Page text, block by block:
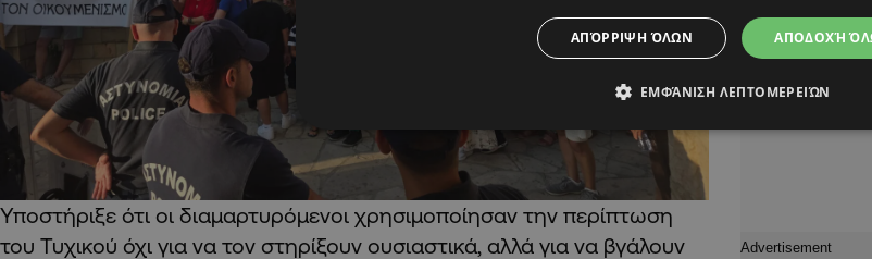
Υποστήριξε ότι οι διαμαρτυρόμενοι χρησιμοποίησαν την περίπτωση
του Τυχικού όχι για να τον στηρίξουν ουσιαστικά, αλλά για να βγάλουν
ΑΠΟΔΟΧΉ
ΑΠΌΡΡΙΨΗ ΌΛΩΝ
ΕΜΦΆΝΙΣΗ ΛΕΠΤΟΜΕΡΕΙΏΝ